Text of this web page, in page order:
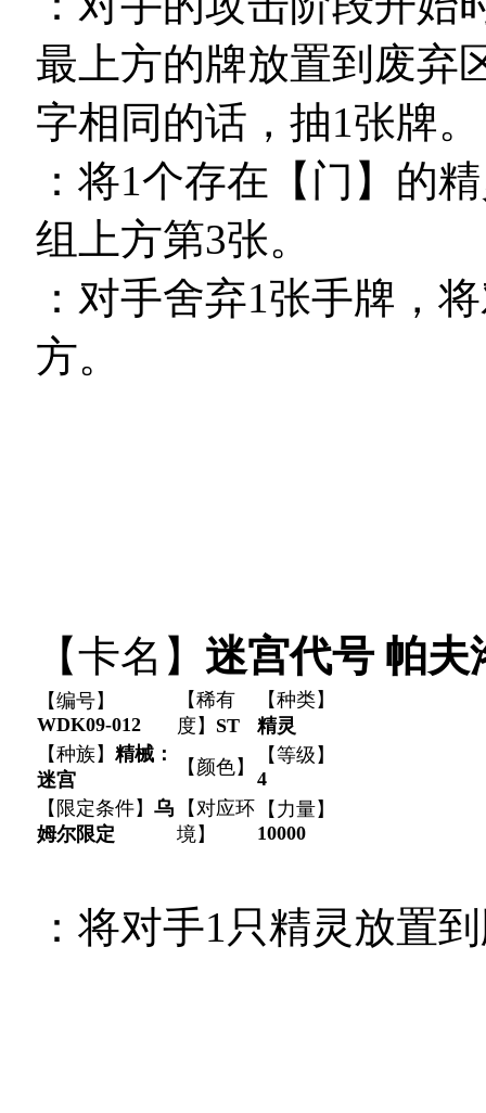
最上方的牌放置到废弃
字相同的话，抽1张牌。
：将1个存在【门】的
组上方第3张。
：对手舍弃1张手牌，
方。
【卡名】 迷宫代号 帕夫
【编号】
WDK09-012
【稀有
度】 ST
【种类】
精灵
【种族】 精械：
迷宫
【颜色】
【等级】
4
【限定条件】 乌
姆尔限定
【对应环
境】
【力量】
10000
：将对手1只精灵放置